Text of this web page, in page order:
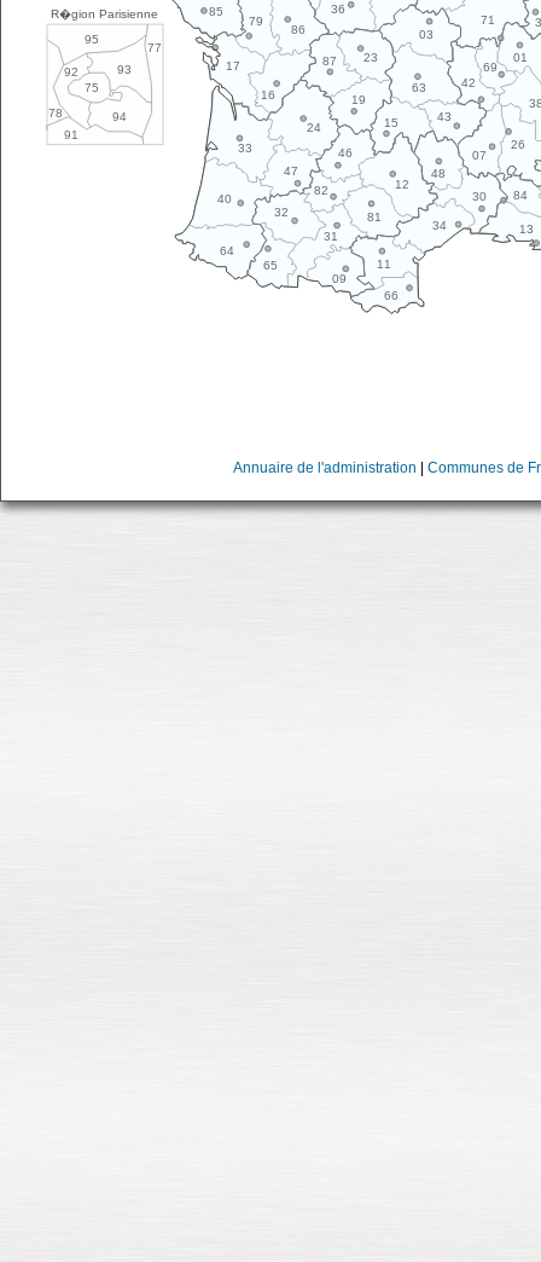
R�gion Parisienne
77
78
91
95
93
75
94
92
11
12
13
15
16
17
19
23
24
26
30
31
32
33
34
36
40
42
43
46
47
48
63
64
65
66
69
01
03
07
09
71
79
81
82 84
85
86
87
Annuaire de l'administration Communes de